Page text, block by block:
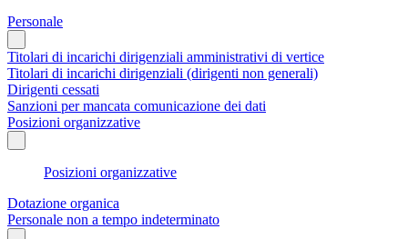
Personale
Titolari di incarichi dirigenziali amministrativi di vertice
Titolari di incarichi dirigenziali (dirigenti non generali)
Dirigenti cessati
Sanzioni per mancata comunicazione dei dati
Posizioni organizzative
Posizioni organizzative
Dotazione organica
Personale non a tempo indeterminato